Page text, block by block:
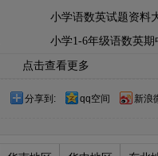
小学语数英试题资料
小学1-6年级语数英
点击查看更多
分享到: qq空间 新浪